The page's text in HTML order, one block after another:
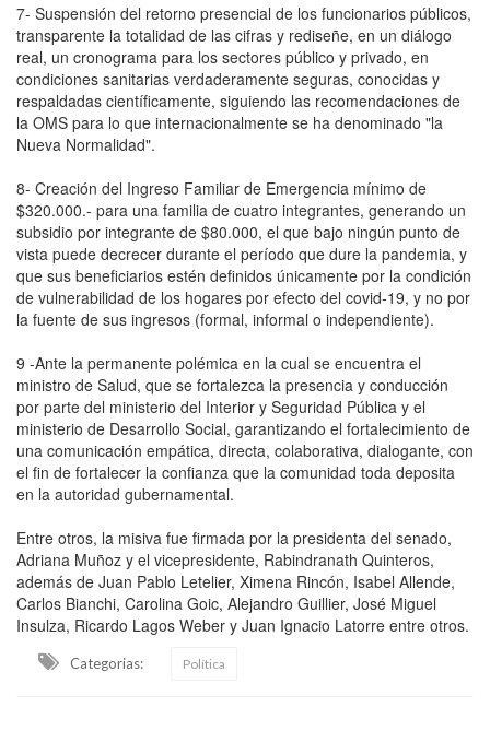
7- Suspensión del retorno presencial de los funcionarios públicos,
transparente la totalidad de las cifras y rediseñe, en un diálogo
real, un cronograma para los sectores público y privado, en
condiciones sanitarias verdaderamente seguras, conocidas y
respaldadas científicamente, siguiendo las recomendaciones de
la OMS para lo que internacionalmente se ha denominado "la
Nueva Normalidad".
8- Creación del Ingreso Familiar de Emergencia mínimo de
$320.000.- para una familia de cuatro integrantes, generando un
subsidio por integrante de $80.000, el que bajo ningún punto de
vista puede decrecer durante el período que dure la pandemia, y
que sus beneficiarios estén definidos únicamente por la condición
de vulnerabilidad de los hogares por efecto del covid-19, y no por
la fuente de sus ingresos (formal, informal o independiente).
9 -Ante la permanente polémica en la cual se encuentra el
ministro de Salud, que se fortalezca la presencia y conducción
por parte del ministerio del Interior y Seguridad Pública y el
ministerio de Desarrollo Social, garantizando el fortalecimiento de
una comunicación empática, directa, colaborativa, dialogante, con
el fin de fortalecer la confianza que la comunidad toda deposita
en la autoridad gubernamental.
Entre otros, la misiva fue firmada por la presidenta del senado,
Adriana Muñoz y el vicepresidente, Rabindranath Quinteros,
además de Juan Pablo Letelier, Ximena Rincón, Isabel Allende,
Carlos Bianchi, Carolina Goic, Alejandro Guillier, José Miguel
Insulza, Ricardo Lagos Weber y Juan Ignacio Latorre entre otros.
Categorias: Política